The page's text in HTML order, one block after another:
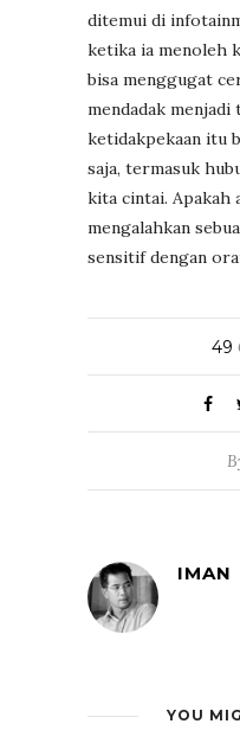
ditemui di
ketika ia menoleh
bisa menggugat
mendadak
ketidakpekaan itu
saja, termasuk
kita cintai. Apakah
mengalahkan
sensitif dengan
49
IMAN
YOU